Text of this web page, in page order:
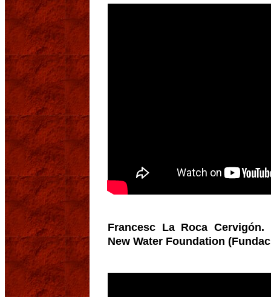
Francesc La Roca
New Water Foundation